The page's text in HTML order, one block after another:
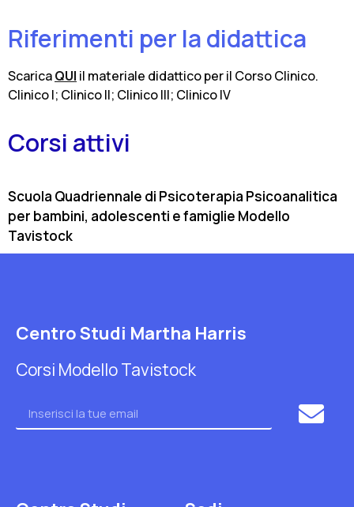
Riferimenti per la didattica
ScaricaQUI il materiale didattico per il Corso Clinico.
Clinico I; Clinico II; Clinico III; Clinico IV
Corsi attivi
Scuola Quadriennale di Psicoterapia Psicoanalitica
per bambini, adolescenti e famiglie Modello
Tavistock
Centro Studi Martha Harris
Corsi Modello Tavistock